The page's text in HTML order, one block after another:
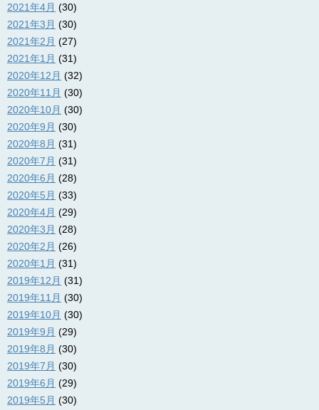
2021年4月 (30)
2021年3月 (30)
2021年2月 (27)
2021年1月 (31)
2020年12月 (32)
2020年11月 (30)
2020年10月 (30)
2020年9月 (30)
2020年8月 (31)
2020年7月 (31)
2020年6月 (28)
2020年5月 (33)
2020年4月 (29)
2020年3月 (28)
2020年2月 (26)
2020年1月 (31)
2019年12月 (31)
2019年11月 (30)
2019年10月 (30)
2019年9月 (29)
2019年8月 (30)
2019年7月 (30)
2019年6月 (29)
2019年5月 (30)